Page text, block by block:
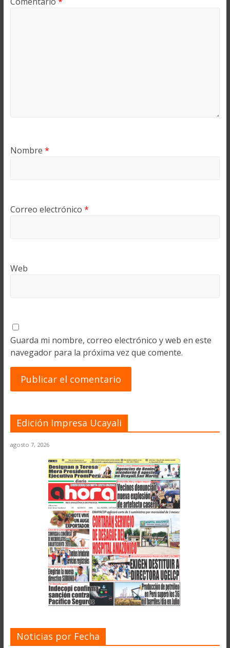
Nombre *
Correo electrónico *
Web
Guarda mi nombre, correo electrónico y web en este
navegador para la próxima vez que comente.
Edición Impresa Ucayali
agosto 7, 2026
Noticias por Fecha